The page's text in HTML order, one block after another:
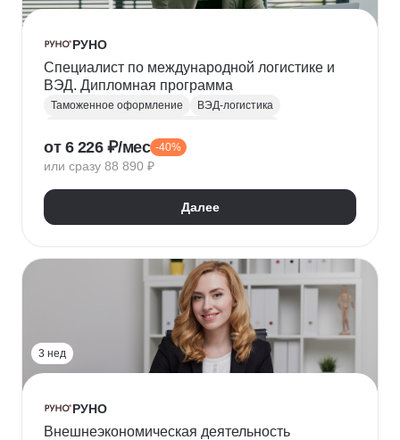
РУНО
Специалист по международной логистике и
ВЭД. Дипломная программа
Таможенное оформление
ВЭД-логистика
Логистика
Транспортная логистика
Таможенный декларант
от 6 226 ₽/мес -40%
или сразу 88 890 ₽
Далее
3 нед
РУНО
Внешнеэкономическая деятельность